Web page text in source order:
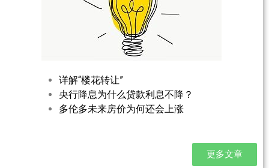
详解“楼花转让”
央行降息为什么贷款利息不降？
多伦多未来房价为何还会上涨
更多文章